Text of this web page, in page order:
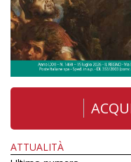
ATTUALITÀ